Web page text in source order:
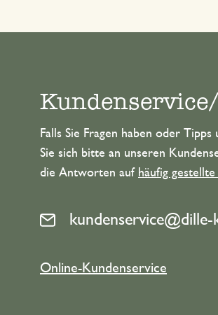
Falls Sie Fragen haben oder
Sie sich bitte an unseren
die Antworten auf häufig gestellte
kundenservice@dille-
Online-Kundenservice